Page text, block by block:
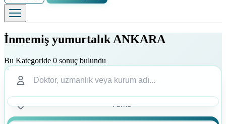
İnmemiş yumurtalık ANKARA
Bu Kategoride 0 sonuç bulundu